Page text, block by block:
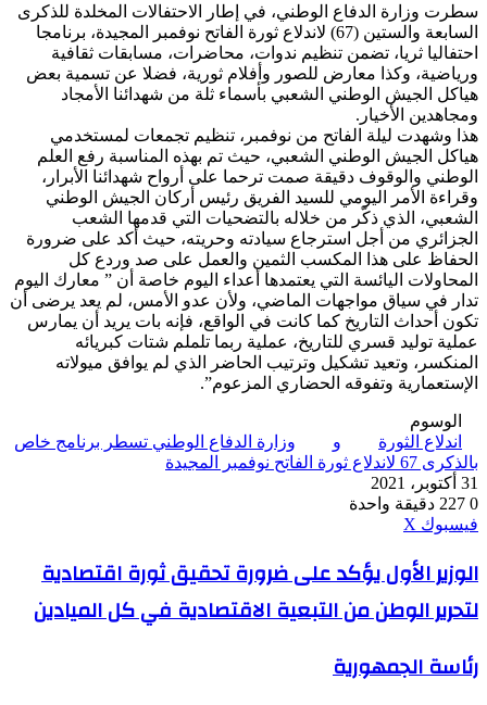
سطرت وزارة الدفاع الوطني، في إطار الاحتفالات المخلدة للذكرى
السابعة والستين (67) لاندلاع ثورة الفاتح نوفمبر المجيدة، برنامجا
احتفاليا ثريا، تضمن تنظيم ندوات، محاضرات، مسابقات ثقافية
ورياضية، وكذا معارض للصور وأفلام ثورية، فضلا عن تسمية بعض
هياكل الجيش الوطني الشعبي بأسماء ثلة من شهدائنا الأمجاد
ومجاهدين الأخيار.
هذا وشهدت ليلة الفاتح من نوفمبر، تنظيم تجمعات لمستخدمي
هياكل الجيش الوطني الشعبي، حيث تم بهذه المناسبة رفع العلم
الوطني والوقوف دقيقة صمت ترحما على أرواح شهدائنا الأبرار،
وقراءة الأمر اليومي للسيد الفريق رئيس أركان الجيش الوطني
الشعبي، الذي ذكّر من خلاله بالتضحيات التي قدمها الشعب
الجزائري من أجل استرجاع سيادته وحريته، حيث أكد على ضرورة
الحفاظ على هذا المكسب الثمين والعمل على صد وردع كل
المحاولات اليائسة التي يعتمدها أعداء اليوم خاصة أن ” معارك اليوم
تدار في سياق مواجهات الماضي، ولأن عدو الأمس، لم يعد يرضى أن
تكون أحداث التاريخ كما كانت في الواقع، فإنه بات يريد أن يمارس
عملية توليد قسري للتاريخ، عملية ربما تلملم شتات كبريائه
المنكسر، وتعيد تشكيل وترتيب الحاضر الذي لم يوافق ميولاته
الإستعمارية وتفوقه الحضاري المزعوم”.
الوسوم
اندلاع الثورة
و
وزارة الدفاع الوطني تسطر برنامج خاص
بالذكرى 67 لاندلاع ثورة الفاتح نوفمبر المجيدة
31 أكتوبر، 2021
0
دقيقة واحدة
فيسبوك ‫X
الوزير
الأول
يؤكد
على
تحقيق
الوزير الأول يؤكد على ضرورة تحقيق ثورة اقتصادية
لتحرير الوطن من التبعية الاقتصادية في كل الميادين
رئاسة
الجمهورية
رئاسة الجمهورية